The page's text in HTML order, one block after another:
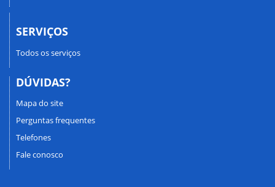
SERVIÇOS
Todos os serviços
DÚVIDAS?
Mapa do site
Perguntas frequentes
Telefones
Fale conosco